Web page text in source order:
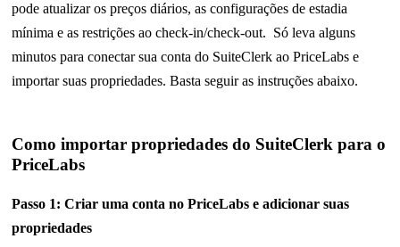
pode atualizar os preços diários, as configurações de estadia
mínima e as restrições ao check-in/check-out. Só leva alguns
minutos para conectar sua conta do SuiteClerk ao PriceLabs e
importar suas propriedades. Basta seguir as instruções abaixo.
Como importar propriedades do SuiteClerk para o
PriceLabs
Passo 1: Criar uma conta no PriceLabs e adicionar suas
propriedades